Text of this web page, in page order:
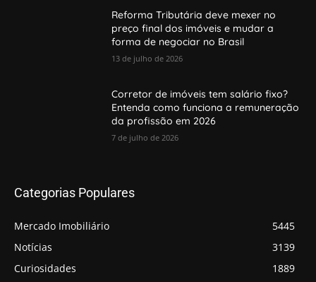
Reforma Tributária deve mexer no
preço final dos imóveis e mudar a
forma de negociar no Brasil
13 de julho de 2026
Corretor de imóveis tem salário fixo?
Entenda como funciona a remuneração
da profissão em 2026
7 de julho de 2026
Categorias Populares
Mercado Imobiliário
5445
Notícias
3139
Curiosidades
1889